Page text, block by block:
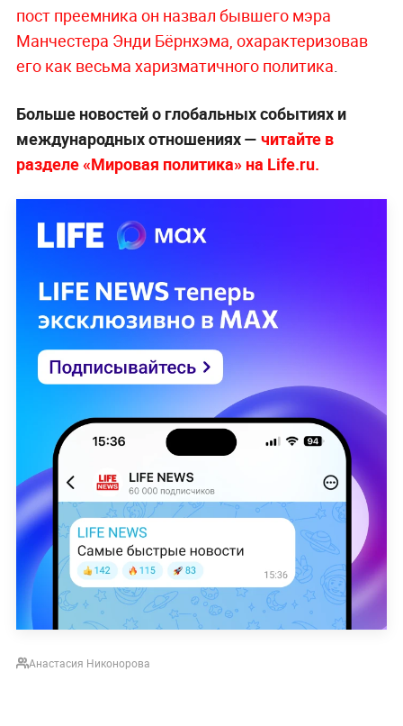
пост преемника он назвал бывшего мэра
Манчестера Энди Бёрнхэма, охарактеризовав
его как весьма харизматичного политика.
Больше новостей о глобальных событиях и
международных отношениях — читайте в
разделе «Мировая политика» на Life.ru.
Анастасия Никонорова